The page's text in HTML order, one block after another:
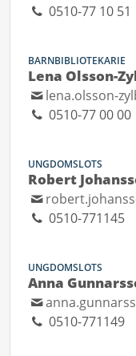
0510-77 10 51
BARNBIBLIOTEKARIE
Lena Olsson-
lena.olsson-
0510-77 00 00
UNGDOMSLOTS
Robert
0510-771145
UNGDOMSLOTS
Anna
0510-771149